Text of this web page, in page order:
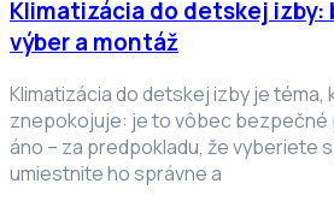
Klimatizácia do detskej izby:
výber a montáž
Klimatizácia do detskej izby je
znepokojuje: je to vôbec bezpečné
áno – za predpokladu, že vyberiete
umiestnite ho správne a